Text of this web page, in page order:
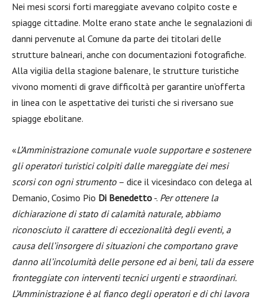
Nei mesi scorsi forti mareggiate avevano colpito coste e
spiagge cittadine. Molte erano state anche le segnalazioni di
danni pervenute al Comune da parte dei titolari delle
strutture balneari, anche con documentazioni fotografiche.
Alla vigilia della stagione balenare, le strutture turistiche
vivono momenti di grave difficoltà per garantire un’offerta
in linea con le aspettative dei turisti che si riversano sue
spiagge ebolitane.
«L’Amministrazione comunale vuole supportare e sostenere
gli operatori turistici colpiti dalle mareggiate dei mesi
scorsi con ogni strumento – dice il vicesindaco con delega al
Demanio, Cosimo Pio Di Benedetto -. Per ottenere la
dichiarazione di stato di calamità naturale, abbiamo
riconosciuto il carattere di eccezionalità degli eventi, a
causa dell’insorgere di situazioni che comportano grave
danno all’incolumità delle persone ed ai beni, tali da essere
fronteggiate con interventi tecnici urgenti e straordinari.
L’Amministrazione è al fianco degli operatori e di chi lavora